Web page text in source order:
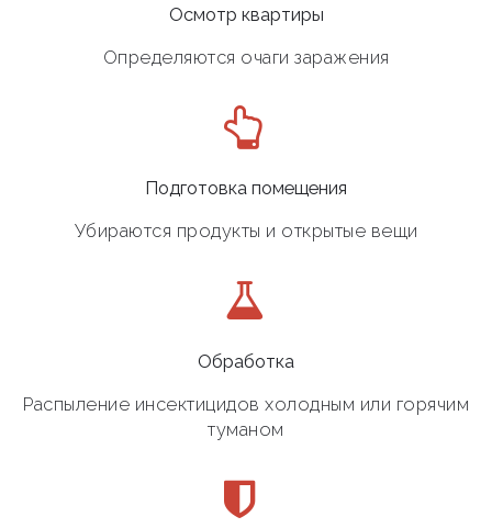
Осмотр квартиры
Определяются очаги заражения
Подготовка помещения
Убираются продукты и открытые вещи
Обработка
Распыление инсектицидов холодным или горячим
туманом